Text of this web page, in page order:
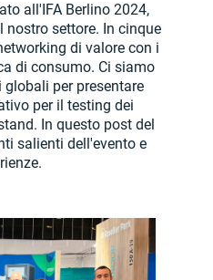
all'IFA Berlino 2024,
nostro settore. In cinque
di valore con i
di consumo. Ci siamo
per presentare
per il testing dei
In questo post del
salienti dell'evento e